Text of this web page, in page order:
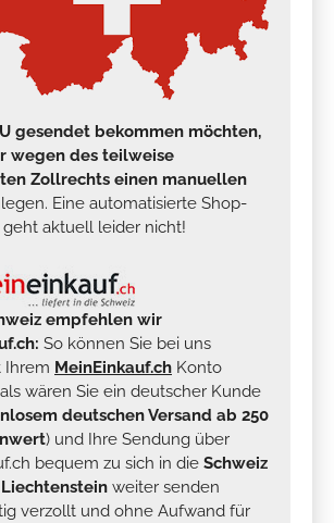
gesendet bekommen möchten,
wegen des teilweise
Zollrechts einen manuellen
Eine automatisierte Shop-
aktuell leider nicht!
empfehlen wir
So können Sie bei uns
Ihrem MeinEinkauf.ch Konto
wären Sie ein deutscher Kunde
deutschen Versand ab 250
) und Ihre Sendung über
bequem zu sich in die Schweiz
weiter senden
verzollt und ohne Aufwand für